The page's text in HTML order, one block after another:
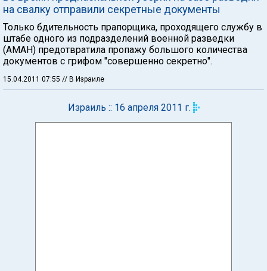
на свалку отправили секретные документы
Только бдительность прапорщика, проходящего службу в
штабе одного из подразделений военной разведки
(АМАН) предотвратила пропажу большого количества
документов с грифом "совершенно секретно".
15.04.2011 07:55 // В Израиле
Израиль :: 16 апреля 2011 г.